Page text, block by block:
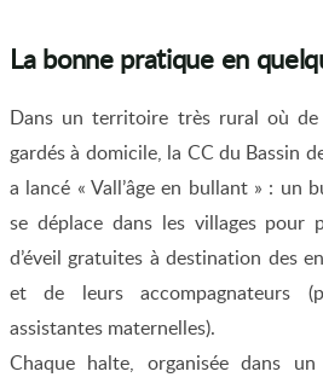
La bonne pratique en
Dans un territoire très rural où
gardés à domicile, la CC du Bassin
a lancé « Vall’âge en bullant » : un
se déplace dans les villages pour
d’éveil gratuites à destination des
et de leurs accompagnateurs
assistantes maternelles).
Chaque halte, organisée dans